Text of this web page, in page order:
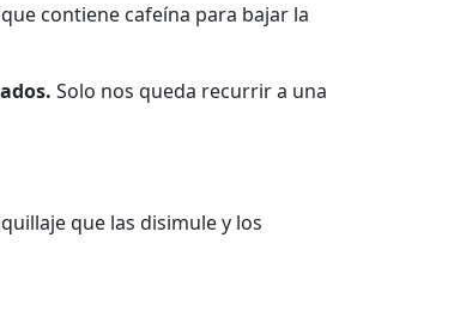
que contiene cafeína para bajar la
Solo nos queda recurrir a una
que las disimule y los